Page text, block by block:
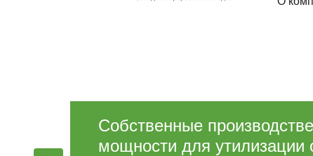
Собственные
мощности для утилизации